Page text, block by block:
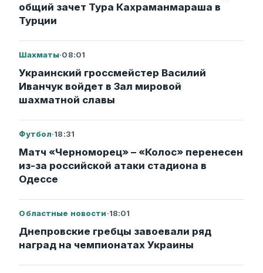
общий зачет Тура Кахраманмараша в
Турции
Шахматы·08:01
Украинский гроссмейстер Василий
Иванчук войдет в Зал мировой
шахматной славы
Футбол·18:31
Матч «Черноморец» – «Колос» перенесен
из-за российской атаки стадиона в
Одессе
Областные новости·18:01
Днепровские гребцы завоевали ряд
наград на чемпионатах Украины